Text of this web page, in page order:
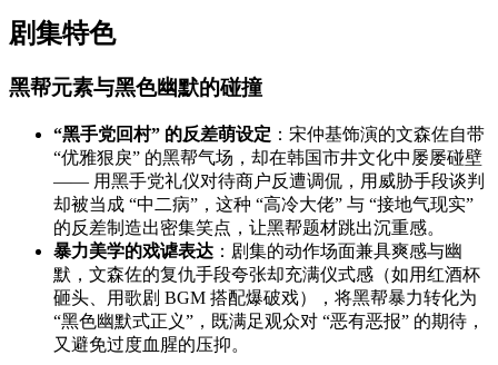
剧集特色
黑帮元素与黑色幽默的碰撞
“黑手党回村” 的反差萌设定 ：宋仲基饰演的文森佐自带
“优雅狠戾” 的黑帮气场，却在韩国市井文化中屡屡碰壁
—— 用黑手党礼仪对待商户反遭调侃，用威胁手段谈判
却被当成 “中二病”，这种 “高冷大佬” 与 “接地气现实”
的反差制造出密集笑点，让黑帮题材跳出沉重感。
暴力美学的戏谑表达 ：剧集的动作场面兼具爽感与幽
默，文森佐的复仇手段夸张却充满仪式感（如用红酒杯
砸头、用歌剧 BGM 搭配爆破戏），将黑帮暴力转化为
“黑色幽默式正义”，既满足观众对 “恶有恶报” 的期待，
又避免过度血腥的压抑。